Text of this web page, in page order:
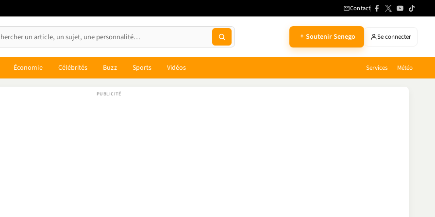
Contact
Soutenir Senego Se connecter
Économie Célébrités Buzz Sports Vidéos Services Météo